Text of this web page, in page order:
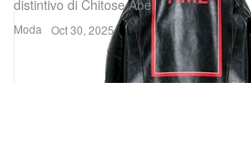
Moda
distintivo di Chitose Abe.
Oct 30, 2025